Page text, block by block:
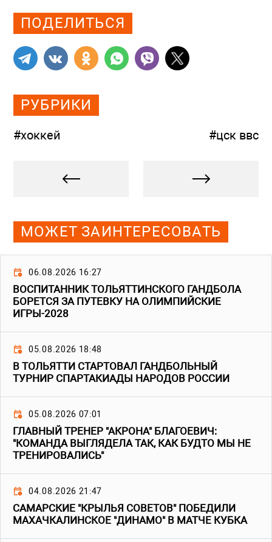
ПОДЕЛИТЬСЯ
РУБРИКИ
#хоккей #цск ввс
МОЖЕТ ЗАИНТЕРЕСОВАТЬ
06.08.2026 16:27
ВОСПИТАННИК ТОЛЬЯТТИНСКОГО ГАНДБОЛА
БОРЕТСЯ ЗА ПУТЕВКУ НА ОЛИМПИЙСКИЕ
ИГРЫ-2028
05.08.2026 18:48
В ТОЛЬЯТТИ СТАРТОВАЛ ГАНДБОЛЬНЫЙ
ТУРНИР СПАРТАКИАДЫ НАРОДОВ РОССИИ
05.08.2026 07:01
ГЛАВНЫЙ ТРЕНЕР "АКРОНА" БЛАГОЕВИЧ:
"КОМАНДА ВЫГЛЯДЕЛА ТАК, КАК БУДТО МЫ НЕ
ТРЕНИРОВАЛИСЬ"
04.08.2026 21:47
САМАРСКИЕ "КРЫЛЬЯ СОВЕТОВ" ПОБЕДИЛИ
МАХАЧКАЛИНСКОЕ "ДИНАМО" В МАТЧЕ КУБКА